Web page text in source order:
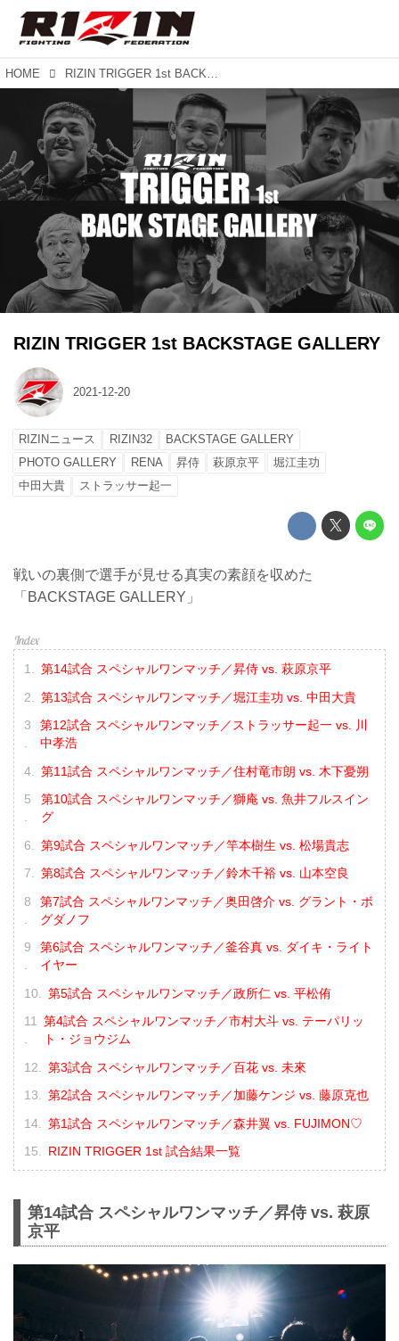
HOME RIZIN TRIGGER 1st BACKSTAGE GALLERY
RIZIN TRIGGER 1st BACKSTAGE GALLERY
2021-12-20
RIZINニュース RIZIN32
BACKSTAGE GALLERY
PHOTO GALLERY
RENA 昇侍 萩原京平
堀江圭功
中田大貴
ストラッサー起一
戦いの裏側で選手が見せる真実の素顔を収めた
「BACKSTAGE GALLERY」
第14試合 スペシャルワンマッチ／昇侍 vs. 萩原京平
第13試合 スペシャルワンマッチ／堀江圭功 vs. 中田大貴
第12試合 スペシャルワンマッチ／ストラッサー起一 vs. 川
中孝浩
第11試合 スペシャルワンマッチ／住村竜市朗 vs. 木下憂朔
第10試合 スペシャルワンマッチ／獅庵 vs. 魚井フルスイン
グ
第9試合 スペシャルワンマッチ／竿本樹生 vs. 松場貴志
第8試合 スペシャルワンマッチ／鈴木千裕 vs. 山本空良
第7試合 スペシャルワンマッチ／奥田啓介 vs. グラント・ボ
グダノフ
第6試合 スペシャルワンマッチ／釜谷真 vs. ダイキ・ライト
イヤー
第5試合 スペシャルワンマッチ／政所仁 vs. 平松侑
第4試合 スペシャルワンマッチ／市村大斗 vs. テーパリッ
ト・ジョウジム
第3試合 スペシャルワンマッチ／百花 vs. 未來
第2試合 スペシャルワンマッチ／加藤ケンジ vs. 藤原克也
第1試合 スペシャルワンマッチ／森井翼 vs. FUJIMON♡
RIZIN TRIGGER 1st 試合結果一覧
第14試合 スペシャルワンマッチ／昇侍 vs. 萩原
京平